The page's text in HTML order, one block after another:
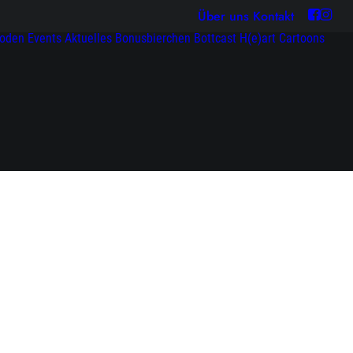
Über uns Kontakt
Events Aktuelles Bonusbierchen Bottcast H(e)art Cartoons